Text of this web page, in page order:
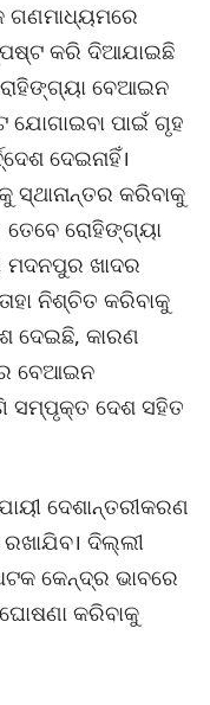
ଗଣମାଧ୍ୟମରେ
କରି ଦିଆଯାଇଛି
ବେଆଇନ
ପାଇଁ ଗୃହ
ଦେଇନାହିଁ।
କରିବାକୁ
ତେବେ ରୋହିଙ୍ଗ୍ୟା
ମଦନପୁର ଖାଦର
ନିଶ୍ଚିତ କରିବାକୁ
ଦେଇଛି, କାରଣ
ବେଆଇନ
ସମ୍ପୃକ୍ତ ଦେଶ ସହିତ
ଦେଶାନ୍ତରୀକରଣ
ଦିଲ୍ଲୀ
କେନ୍ଦ୍ର ଭାବରେ
କରିବାକୁ